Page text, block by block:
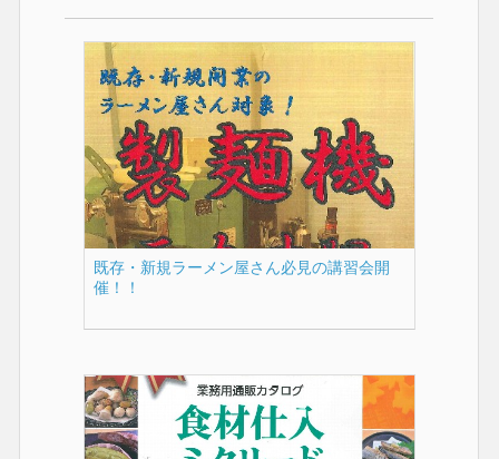
既存・新規ラーメン屋さん必見の講習会開
催！！